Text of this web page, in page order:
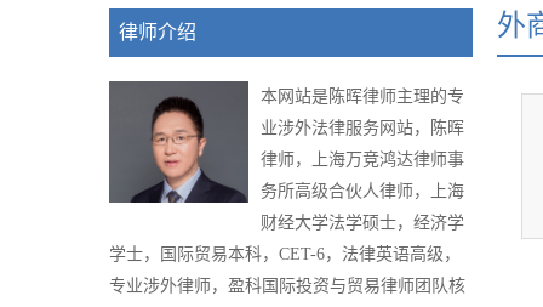
律师介绍
本网站是陈晖律师主理的专
业涉外法律服务网站，陈晖
律师，上海万竞鸿达律师事
务所高级合伙人律师，上海
财经大学法学硕士，经济学
学士，国际贸易本科，CET-6，法律英语高级，
专业涉外律师，盈科国际投资与贸易律师团队核
外